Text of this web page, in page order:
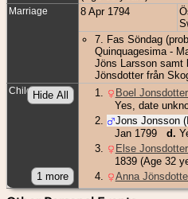
Marriage 8 Apr 1794
7. Fas Söndag
Quinquagesima -
Jöns Larsson samt
Jönsdotter från
Children 1 Boel
Yes, date
2. Jons Jonsson
Jan 1799d.
3. Else
1839 (Age 32
4. Anna